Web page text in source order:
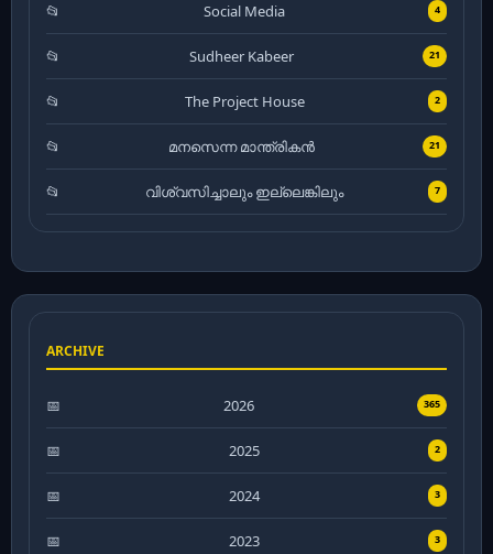
Social Media 4
Sudheer Kabeer 21
The Project House 2
മനസെന്ന മാന്ത്രികൻ 21
വിശ്വസിച്ചാലും ഇല്ലെങ്കിലും 7
ARCHIVE
2026 365
2025 2
2024 3
2023 3